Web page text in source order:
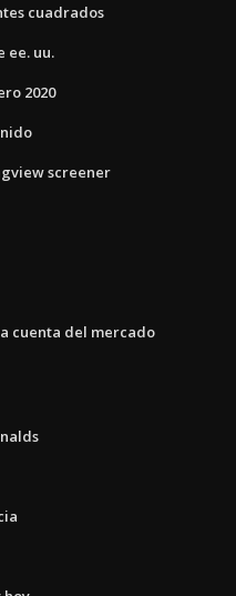
cuadrados
ee. uu.
2020
screener
cuenta del mercado